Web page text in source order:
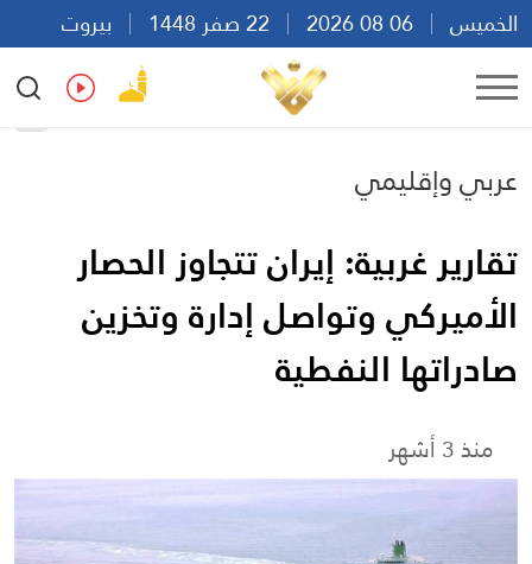
الخميس
بيروت
04:40
Ar
عربي وإقليمي
تقارير غربية: إيران تتجاوز الحصار
الأميركي وتواصل إدارة وتخزين
صادراتها النفطية
منذ 3 أشهر